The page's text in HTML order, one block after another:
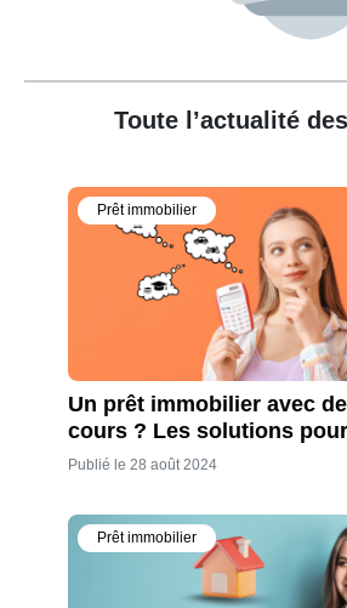
Toute l’actualité
Prêt immobilier
Un prêt immobilier avec
cours ? Les solutions
Publié le 28 août 2024
Prêt immobilier